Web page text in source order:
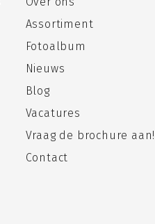
Assortiment
Fotoalbum
Nieuws
Blog
Vacatures
Vraag de brochure aan!
Contact